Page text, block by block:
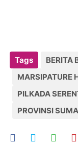
Tags
BERITA
MARSIPATURE
PILKADA
PROVINSI